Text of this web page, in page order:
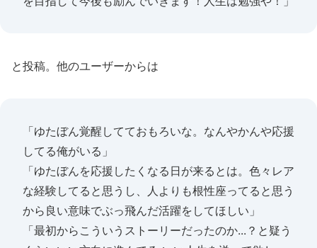
と投稿。他のユーザーからは
「ゆたぼん覚醒してておもろいな。なんやかんや応援
してる俺がいる」
「ゆたぼんを応援したくなる日が来るとは。色々レア
な経験してると思うし、人よりも根性座ってると思う
から良い意味でぶっ飛んだ活躍をしてほしい」
「最初からこういうストーリーだったのか...？と疑う